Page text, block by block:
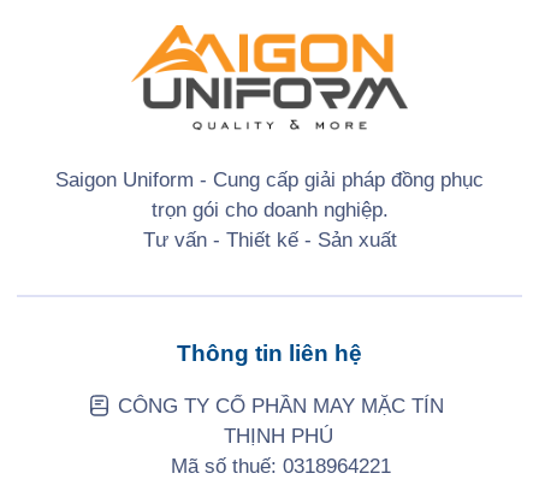
Saigon Uniform - Cung cấp giải pháp đồng phục
trọn gói cho doanh nghiệp.
Tư vấn - Thiết kế - Sản xuất
Thông tin liên hệ
CÔNG TY CỔ PHẦN MAY MẶC TÍN
THỊNH PHÚ
Mã số thuế: 0318964221